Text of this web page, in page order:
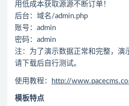
用低成本获取源源不断订单！
后台：域名/admin.php
账号：admin
密码：admin
注：为了演示数据正常和完整，演
请下载后自行测试。
使用教程： http://
模板特点